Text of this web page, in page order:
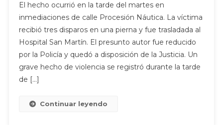
El hecho ocurrió en la tarde del martes en
inmediaciones de calle Procesión Náutica. La víctima
recibió tres disparos en una pierna y fue trasladada al
Hospital San Martín. El presunto autor fue reducido
por la Policía y quedó a disposición de la Justicia. Un
grave hecho de violencia se registró durante la tarde
de […]
Continuar leyendo